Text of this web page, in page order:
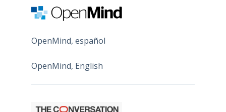
OpenMind, español
OpenMind, English